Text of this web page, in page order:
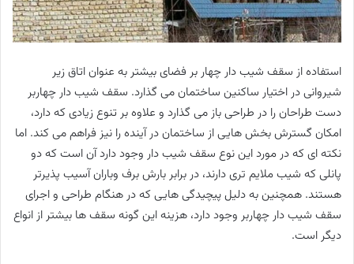
استفاده از سقف شیب دار چهار بر فضای بیشتر به عنوان اتاق زیر
شیروانی در اختیار ساکنین ساختمان می گذارد. سقف شیب دار چهاربر
دست طراحان را در طراحی باز می گذارد و علاوه بر تنوع زیادی که دارد،
امکان گسترش بخش هایی از ساختمان در آینده را نیز فراهم می کند. اما
نکته ای که در مورد این نوع سقف شیب دار وجود دارد آن است که دو
پانلی که شیب ملایم تری دارند، در برابر بارش برف وباران آسیب پذیرتر
هستند. همچنین به دلیل پیچیدگی هایی که در هنگام طراحی و اجرای
سقف شیب دار چهاربر وجود دارد، هزینه این گونه سقف ها بیشتر از انواع
دیگر است.